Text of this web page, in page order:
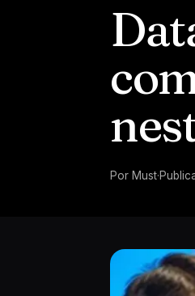
Por Must·